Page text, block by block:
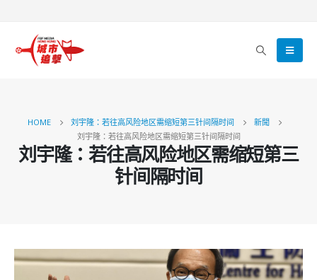
HOME 刘宇隆：若往高风险地区需缩短第三针间隔时间
新聞
刘宇隆：若往高风险地区需缩短第三针间隔时间
刘宇隆：若往高风险地区需缩短第三
针间隔时间